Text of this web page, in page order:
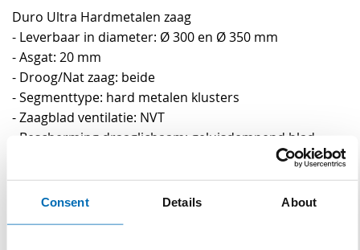
Consent Details About
Duro Ultra Hardmetalen zaag
- Leverbaar in diameter: Ø 300 en Ø 350 mm
- Asgat: 20 mm
- Droog/Nat zaag: beide
- Segmenttype: hard metalen klusters
- Zaagblad ventilatie: NVT
- Bescherming draaglichaam: geluisdempend blad
Specificaties